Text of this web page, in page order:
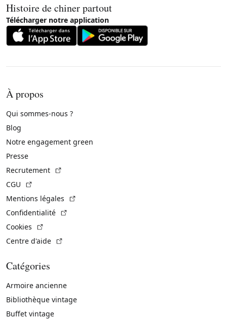
Histoire de chiner partout
Télécharger notre application
À propos
Qui sommes-nous ?
Blog
Notre engagement green
Presse
Recrutement
CGU
Mentions légales
Confidentialité
Cookies
Centre d'aide
Catégories
Armoire ancienne
Bibliothèque vintage
Buffet vintage